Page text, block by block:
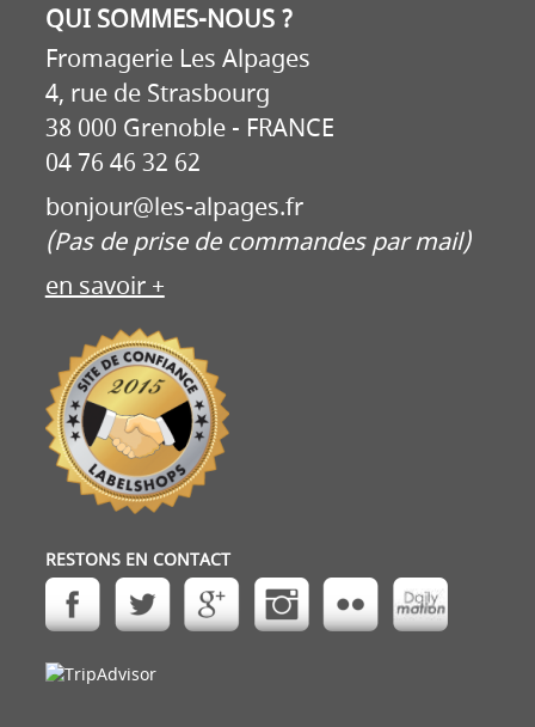
QUI SOMMES-NOUS ?
Fromagerie Les Alpages
4, rue de Strasbourg
38 000 Grenoble - FRANCE
04 76 46 32 62
bonjour@les-alpages.fr
(Pas de prise de commandes par mail)
en savoir +
RESTONS EN CONTACT